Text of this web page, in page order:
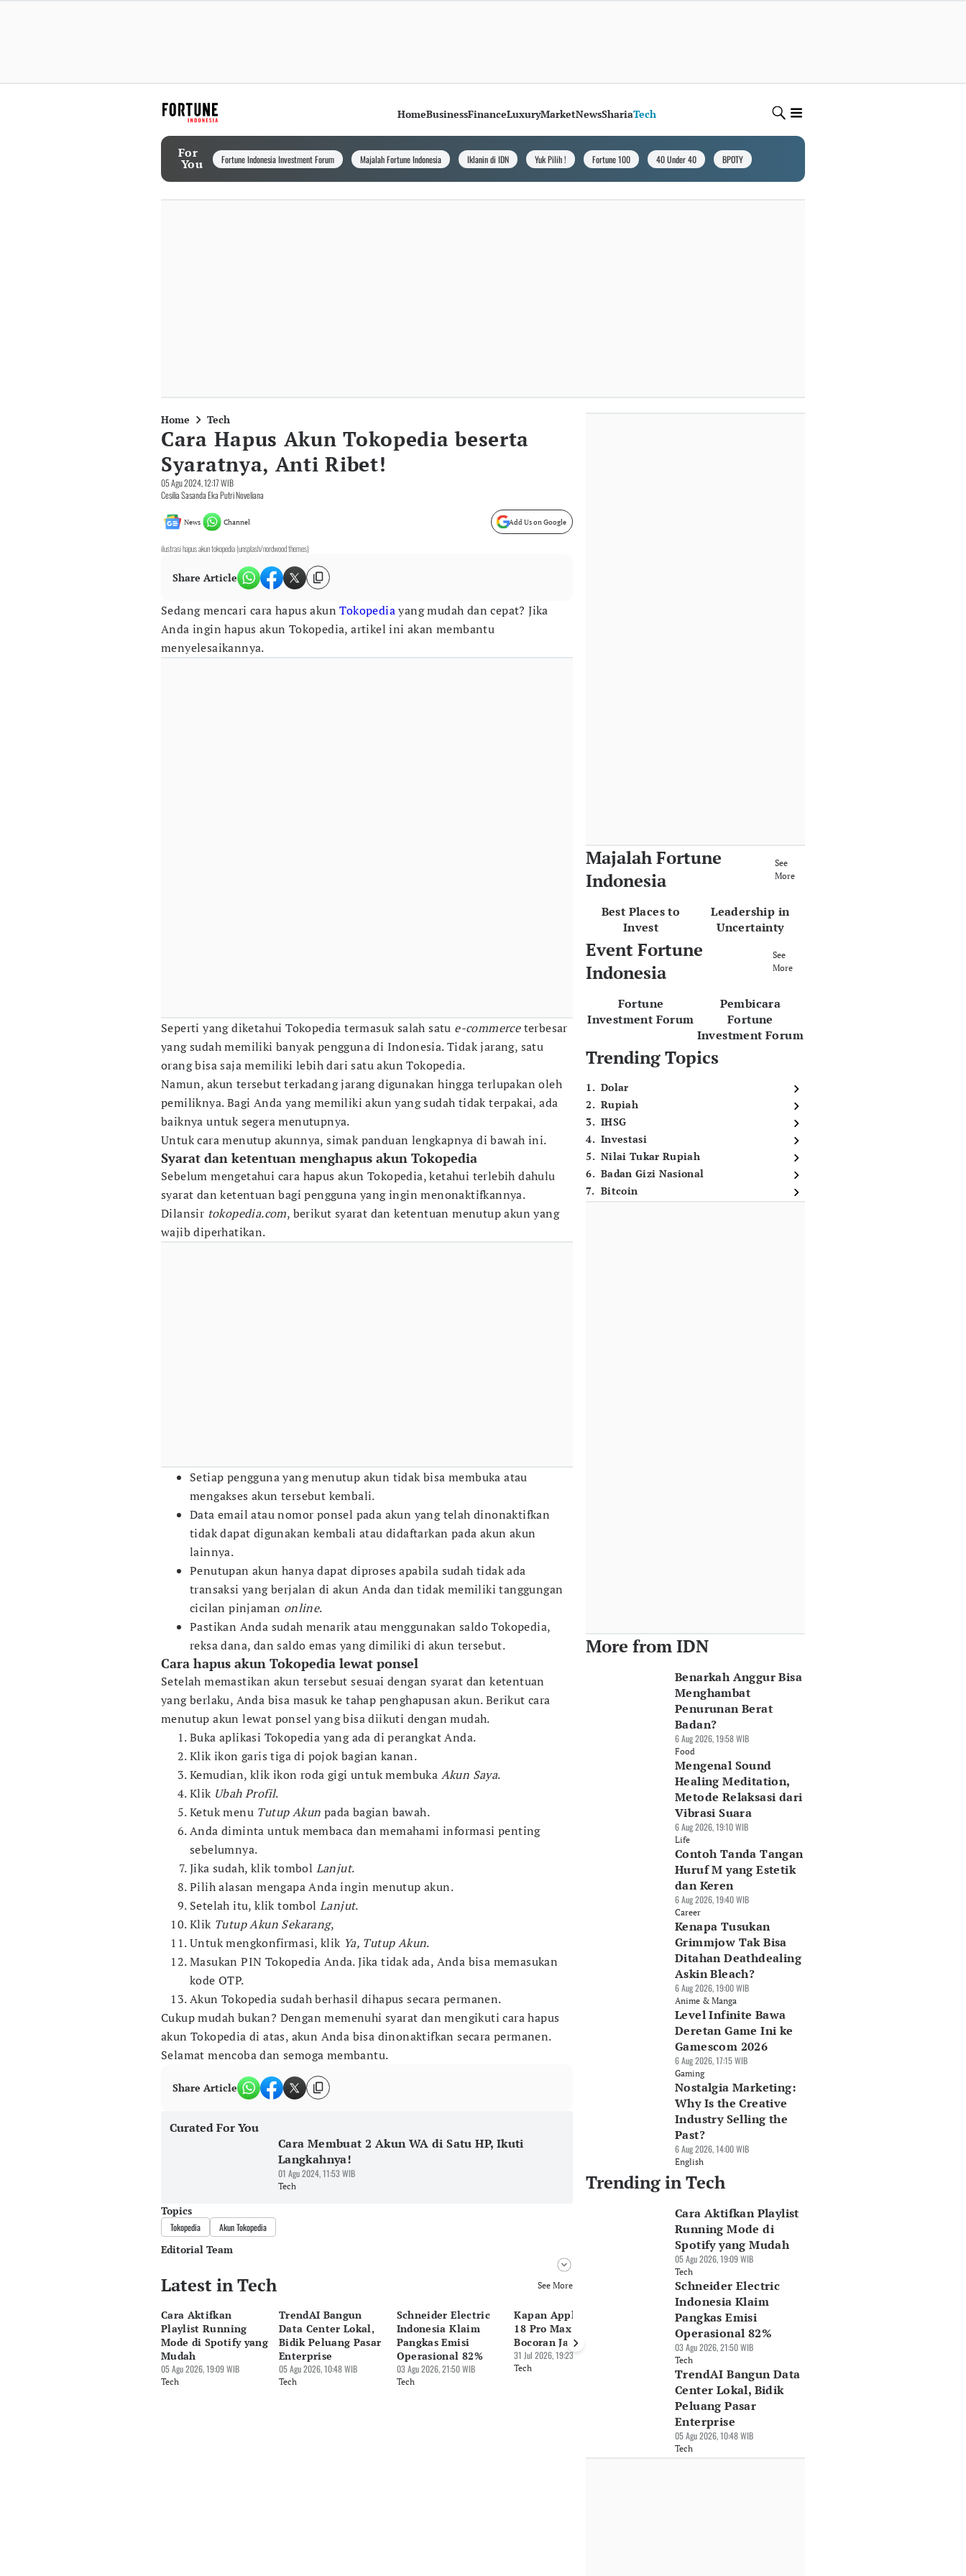
HomeBusinessFinanceLuxuryMarketNewsShariaTech
For
You Fortune Indonesia Investment Forum Majalah Fortune Indonesia Iklanin di IDN Yuk Pilih ! Fortune 100 40 Under 40 BPOTY
Home Tech
Cara Hapus Akun Tokopedia beserta
Syaratnya, Anti Ribet!
05 Agu 2024, 12:17 WIB
Cesilia Sasanda Eka Putri Noveliana
News Channel Add Us on Google
ilustrasi hapus akun tokopedia (unsplash/nordwood themes)
Share Article
Sedang mencari cara hapus akunTokopediayang mudah dan cepat? Jika
Anda ingin hapus akun Tokopedia, artikel ini akan membantu
menyelesaikannya.
Seperti yang diketahui Tokopedia termasuk salah satu e-commerceterbesar
yang sudah memiliki banyak pengguna di Indonesia. Tidak jarang, satu
orang bisa saja memiliki lebih dari satu akun Tokopedia.
Namun, akun tersebut terkadang jarang digunakan hingga terlupakan oleh
pemiliknya. Bagi Anda yang memiliki akun yang sudah tidak terpakai, ada
baiknya untuk segera menutupnya.
Untuk cara menutup akunnya, simak panduan lengkapnya di bawah ini.
Syarat dan ketentuan menghapus akun Tokopedia
Sebelum mengetahui cara hapus akun Tokopedia, ketahui terlebih dahulu
syarat dan ketentuan bagi pengguna yang ingin menonaktifkannya.
Dilansir tokopedia.com, berikut syarat dan ketentuan menutup akun yang
wajib diperhatikan.
Setiap pengguna yang menutup akun tidak bisa membuka atau
mengakses akun tersebut kembali.
Data email atau nomor ponsel pada akun yang telah dinonaktifkan
tidak dapat digunakan kembali atau didaftarkan pada akun akun
lainnya.
Penutupan akun hanya dapat diproses apabila sudah tidak ada
transaksi yang berjalan di akun Anda dan tidak memiliki tanggungan
cicilan pinjaman online.
Pastikan Anda sudah menarik atau menggunakan saldo Tokopedia,
reksa dana, dan saldo emas yang dimiliki di akun tersebut.
Cara hapus akun Tokopedia lewat ponsel
Setelah memastikan akun tersebut sesuai dengan syarat dan ketentuan
yang berlaku, Anda bisa masuk ke tahap penghapusan akun. Berikut cara
menutup akun lewat ponsel yang bisa diikuti dengan mudah.
Buka aplikasi Tokopedia yang ada di perangkat Anda.
Klik ikon garis tiga di pojok bagian kanan.
Kemudian, klik ikon roda gigi untuk membuka Akun Saya.
Klik Ubah Profil.
Ketuk menu Tutup Akun pada bagian bawah.
Anda diminta untuk membaca dan memahami informasi penting
sebelumnya.
Jika sudah, klik tombol Lanjut.
Pilih alasan mengapa Anda ingin menutup akun.
Setelah itu, klik tombol Lanjut.
Klik Tutup Akun Sekarang,
Untuk mengkonfirmasi, klik Ya, Tutup Akun.
Masukan PIN Tokopedia Anda. Jika tidak ada, Anda bisa memasukan
kode OTP.
Akun Tokopedia sudah berhasil dihapus secara permanen.
Cukup mudah bukan? Dengan memenuhi syarat dan mengikuti cara hapus
akun Tokopedia di atas, akun Anda bisa dinonaktifkan secara permanen.
Selamat mencoba dan semoga membantu.
Share Article
Curated For You
Cara Membuat 2 Akun WA di Satu HP, Ikuti
Langkahnya!
01 Agu 2024, 11:53 WIB
Tech
Topics
Tokopedia Akun Tokopedia
Editorial Team
Editor
Cesilia Sasanda Eka Putri Noveliana
Editor
Nadia Agatha Pramesthi
Latest in Tech See More
Cara Aktifkan
Playlist Running
Mode di Spotify yang
Mudah
05 Agu 2026, 19:09 WIB
Tech
TrendAI Bangun
Data Center Lokal,
Bidik Peluang Pasar
Enterprise
05 Agu 2026, 10:48 WIB
Tech
Schneider Electric
Indonesia Klaim
Pangkas Emisi
Operasional 82%
03 Agu 2026, 21:50 WIB
Tech
Kapan Apple iPhone
18 Pro Max Rilis? Ini
Bocoran Jadwalnya
31 Jul 2026, 19:23 WIB
Tech
AI Claude Anthropic
Retas 3 Organisasi
Saat Uji Siber
31 Jul 2026, 16:19 WIB
Tekan Fatalitas
Kanker, MRCCC
Siloam Semanggi
Boyong Empat
Teknologi Medis
Terbaru
31 Jul 2026, 10:10 WIB
Tech
Majalah Fortune
Indonesia
See
More
Best Places to
Invest
Leadership in
Uncertainty
Event Fortune
Indonesia
See
More
Fortune
Investment Forum
Pembicara
Fortune
Investment Forum
Trending Topics
1. Dolar
2. Rupiah
3. IHSG
4. Investasi
5. Nilai Tukar Rupiah
6. Badan Gizi Nasional
7. Bitcoin
More from IDN
Benarkah Anggur Bisa
Menghambat
Penurunan Berat
Badan?
6 Aug 2026, 19:58 WIB
Food
Mengenal Sound
Healing Meditation,
Metode Relaksasi dari
Vibrasi Suara
6 Aug 2026, 19:10 WIB
Life
Contoh Tanda Tangan
Huruf M yang Estetik
dan Keren
6 Aug 2026, 19:40 WIB
Career
Kenapa Tusukan
Grimmjow Tak Bisa
Ditahan Deathdealing
Askin Bleach?
6 Aug 2026, 19:00 WIB
Anime & Manga
Level Infinite Bawa
Deretan Game Ini ke
Gamescom 2026
6 Aug 2026, 17:15 WIB
Gaming
Nostalgia Marketing:
Why Is the Creative
Industry Selling the
Past?
6 Aug 2026, 14:00 WIB
English
Trending in Tech
Cara Aktifkan Playlist
Running Mode di
Spotify yang Mudah
05 Agu 2026, 19:09 WIB
Tech
Schneider Electric
Indonesia Klaim
Pangkas Emisi
Operasional 82%
03 Agu 2026, 21:50 WIB
Tech
TrendAI Bangun Data
Center Lokal, Bidik
Peluang Pasar
Enterprise
05 Agu 2026, 10:48 WIB
Tech